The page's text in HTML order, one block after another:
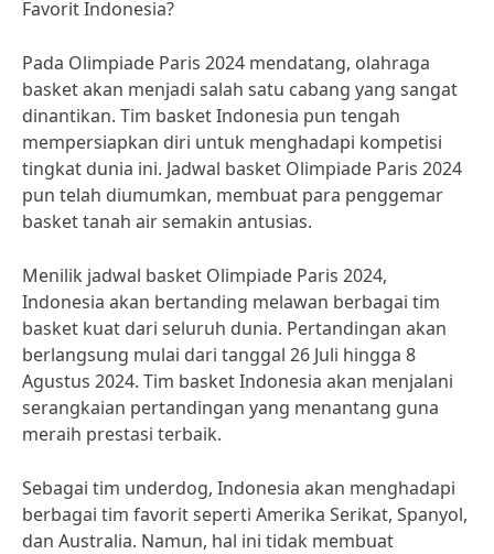
Favorit Indonesia?
Pada Olimpiade Paris 2024 mendatang, olahraga
basket akan menjadi salah satu cabang yang sangat
dinantikan. Tim basket Indonesia pun tengah
mempersiapkan diri untuk menghadapi kompetisi
tingkat dunia ini. Jadwal basket Olimpiade Paris 2024
pun telah diumumkan, membuat para penggemar
basket tanah air semakin antusias.
Menilik jadwal basket Olimpiade Paris 2024,
Indonesia akan bertanding melawan berbagai tim
basket kuat dari seluruh dunia. Pertandingan akan
berlangsung mulai dari tanggal 26 Juli hingga 8
Agustus 2024. Tim basket Indonesia akan menjalani
serangkaian pertandingan yang menantang guna
meraih prestasi terbaik.
Sebagai tim underdog, Indonesia akan menghadapi
berbagai tim favorit seperti Amerika Serikat, Spanyol,
dan Australia. Namun, hal ini tidak membuat